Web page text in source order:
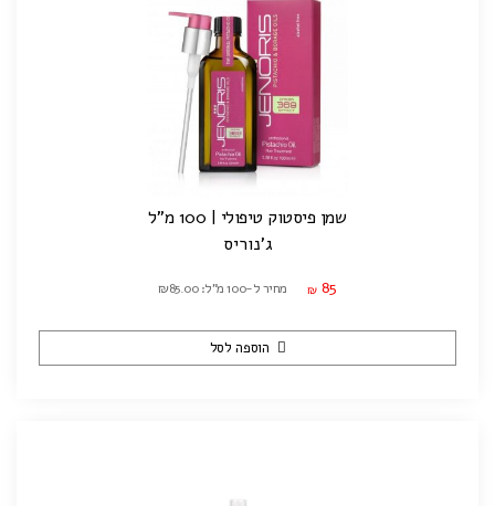
שמן פיסטוק טיפולי | 100 מ"ל
ג'נוריס
₪ 85 מחיר ל-100 מ"ל: ₪85.00
הוספה לסל